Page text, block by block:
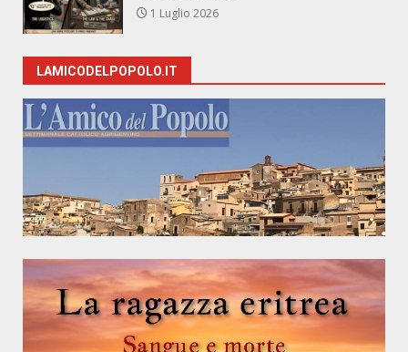
1 Luglio 2026
LAMICODELPOPOLO.IT